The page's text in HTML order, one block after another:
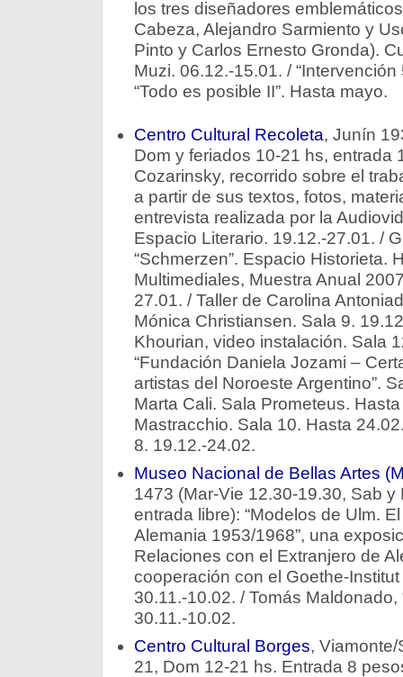
los tres diseñadores
Cabeza, Alejandro Sarmiento y
Pinto y Carlos Ernesto Gronda).
Muzi. 06.12.-15.01. /
“Todo es posible II”. Hasta mayo.
Centro Cultural Recoleta, Junín
Dom y feriados 10-21 hs, entrada
Cozarinsky, recorrido sobre el
a partir de sus textos, fotos,
entrevista realizada por la
Espacio Literario. 19.12.-27.01. /
“Schmerzen”. Espacio Historieta.
Multimediales, Muestra Anual
27.01. / Taller de Carolina
Mónica Christiansen. Sala 9.
Khourian, video instalación. Sala
“Fundación Daniela Jozami –
artistas del Noroeste Argentino”.
Marta Cali. Sala Prometeus.
Mastracchio. Sala 10. Hasta
8. 19.12.-24.02.
Museo Nacional de Bellas Artes
1473 (Mar-Vie 12.30-19.30, Sab y
entrada libre): “Modelos de Ulm.
Alemania 1953/1968”, una
Relaciones con el Extranjero de
cooperación con el Goethe-
30.11.-10.02. / Tomás Maldonado,
30.11.-10.02.
Centro Cultural Borges,
21, Dom 12-21 hs. Entrada 8